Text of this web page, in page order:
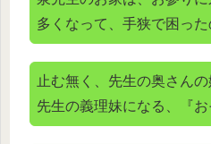
多くなって、手狭で困った
止む無く、先生の奥さん
先生の義理妹になる、『